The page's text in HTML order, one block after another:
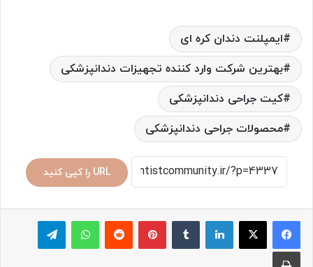
ایمپلنت دندان کره ای
بهترین شرکت وارد کننده تجهیزات دندانپزشکی
کیت جراحی دندانپزشکی
محصولات جراحی دندانپزشکی
URL را کپی کنید
لینکدین ‫تامبلر پینترست‫رددیت واتس آپ تلگرام
چاپ